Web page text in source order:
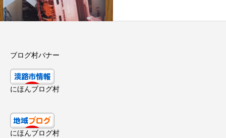
ブログ村バナー
にほんブログ村
にほんブログ村